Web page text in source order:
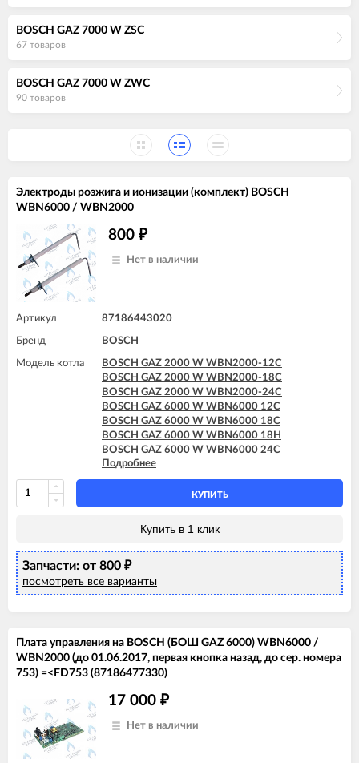
BOSCH GAZ 7000 W ZSC
67 товаров
BOSCH GAZ 7000 W ZWC
90 товаров
Электроды розжига и ионизации (комплект) BOSCH
WBN6000 / WBN2000
800 ₽
Нет в наличии
Артикул 87186443020
Бренд BOSCH
Модель котла
BOSCH GAZ 2000 W WBN2000-12C
BOSCH GAZ 2000 W WBN2000-18C
BOSCH GAZ 2000 W WBN2000-24C
BOSCH GAZ 6000 W WBN6000 12C
BOSCH GAZ 6000 W WBN6000 18C
BOSCH GAZ 6000 W WBN6000 18H
BOSCH GAZ 6000 W WBN6000 24C
BOSCH GAZ 6000 W WBN6000 24H
BOSCH GAZ 6000 W WBN6000 28C
BOSCH GAZ 6000 W WBN6000 28H
BOSCH GAZ 6000 W WBN6000 35C
Подробнее
КУПИТЬ
Купить в 1 клик
Запчасти: от 800 ₽
посмотреть все варианты
Плата управления на BOSCH (БОШ GAZ 6000) WBN6000 /
WBN2000 (до 01.06.2017, первая кнопка назад, до сер. номера
753) =<FD753 (87186477330)
17 000 ₽
Нет в наличии